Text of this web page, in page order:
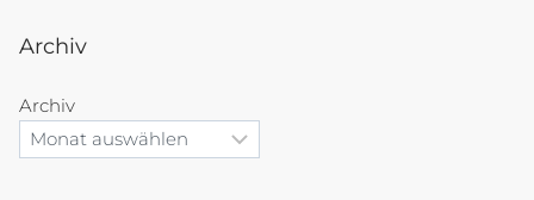
Archiv
Archiv